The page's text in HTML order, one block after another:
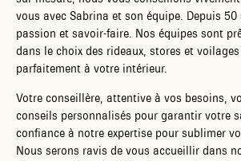
vous avec Sabrina et son équipe. Depuis
passion et savoir-faire. Nos équipes sont
dans le choix des rideaux, stores et
parfaitement à votre intérieur.
Votre conseillère, attentive à vos besoins,
conseils personnalisés pour garantir votre
confiance à notre expertise pour sublimer
Nous serons ravis de vous accueillir dans